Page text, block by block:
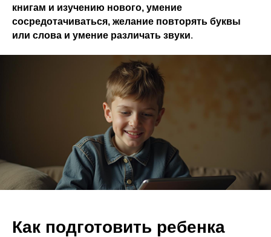
книгам и изучению нового, умение
сосредотачиваться, желание повторять буквы
или слова и умение различать звуки.
Как подготовить ребенка